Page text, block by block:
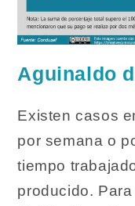
Aguinaldo
Existen casos
por semana o
tiempo
producido.